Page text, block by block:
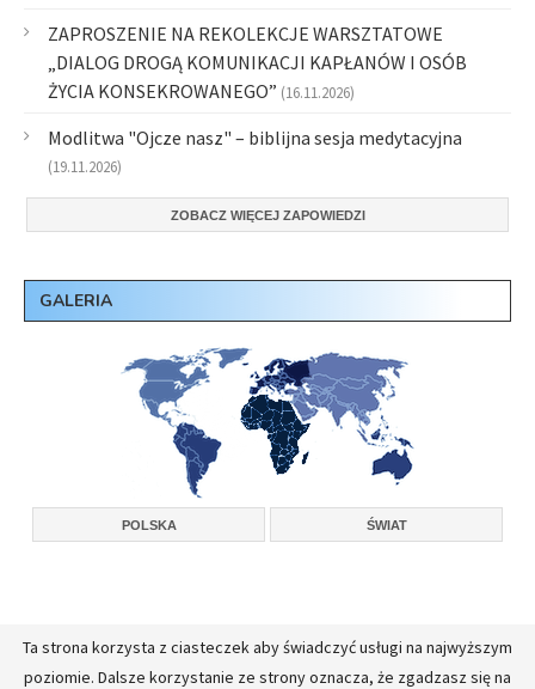
ZAPROSZENIE NA REKOLEKCJE WARSZTATOWE
„DIALOG DROGĄ KOMUNIKACJI KAPŁANÓW I OSÓB
ŻYCIA KONSEKROWANEGO” (16.11.2026)
Modlitwa "Ojcze nasz" – biblijna sesja medytacyjna
(19.11.2026)
ZOBACZ WIĘCEJ ZAPOWIEDZI
GALERIA
POLSKA ŚWIAT
Copyright © 2026, Konferencja Wyższych Przełożonych Zakonów Męskich w
Polsce.
Ta strona korzysta z ciasteczek aby świadczyć usługi na najwyższym
poziomie. Dalsze korzystanie ze strony oznacza, że zgadzasz się na